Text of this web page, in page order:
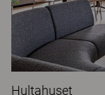
Hultahuset